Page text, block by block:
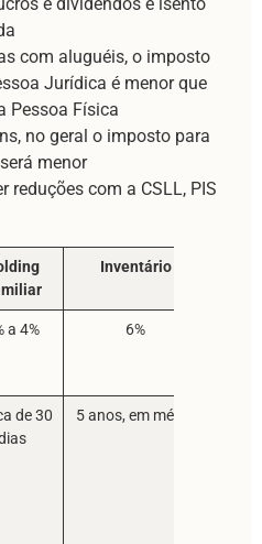
com aluguéis, o imposto
Jurídica é menor que
Pessoa Física
no geral o imposto para
menor
reduções com a CSLL, PIS
Inventário
a 4% 6%
de 30
5 anos, em média